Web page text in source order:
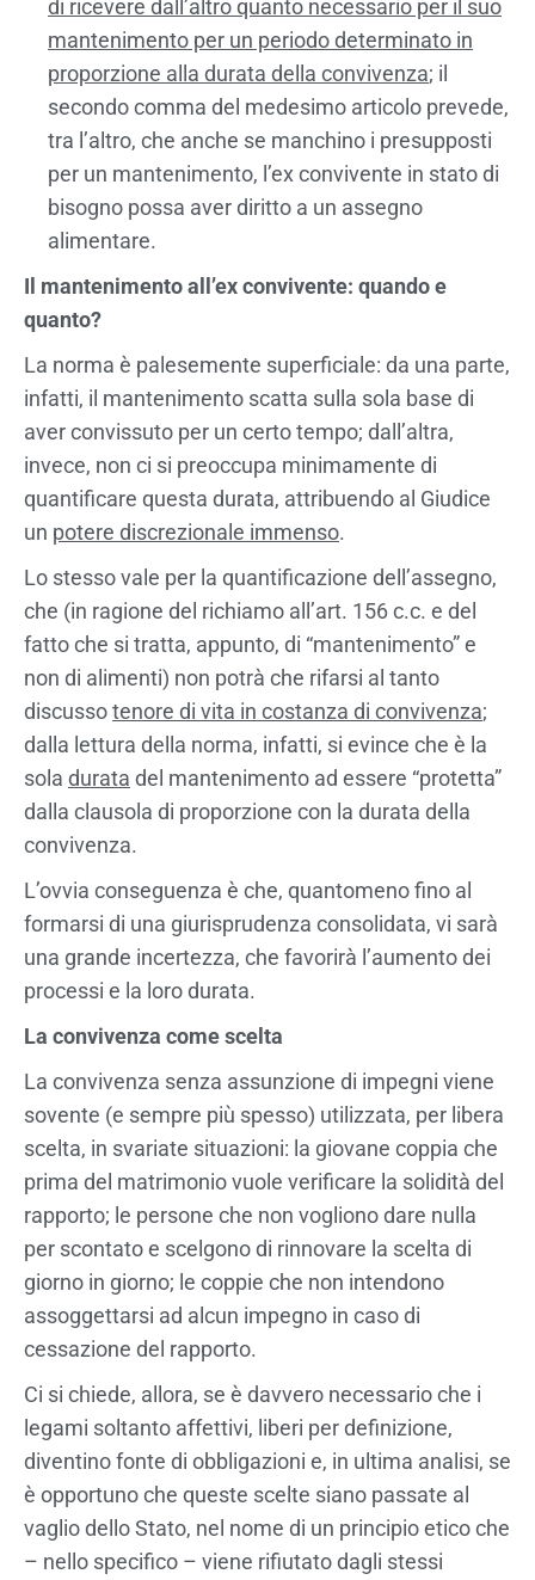
di ricevere dall’altro quanto necessario per il suo
mantenimento per un periodo determinato in
proporzione alla durata della convivenza; il
secondo comma del medesimo articolo prevede,
tra l’altro, che anche se manchino i presupposti
per un mantenimento, l’ex convivente in stato di
bisogno possa aver diritto a un assegno
alimentare.
Il mantenimento all’ex convivente: quando e
quanto?
La norma è palesemente superficiale: da una parte,
infatti, il mantenimento scatta sulla sola base di
aver convissuto per un certo tempo; dall’altra,
invece, non ci si preoccupa minimamente di
quantificare questa durata, attribuendo al Giudice
un potere discrezionale immenso.
Lo stesso vale per la quantificazione dell’assegno,
che (in ragione del richiamo all’art. 156 c.c. e del
fatto che si tratta, appunto, di “mantenimento” e
non di alimenti) non potrà che rifarsi al tanto
discussotenore di vita in costanza di convivenza;
dalla lettura della norma, infatti, si evince che è la
sola durata del mantenimento ad essere “protetta”
dalla clausola di proporzione con la durata della
convivenza.
L’ovvia conseguenza è che, quantomeno fino al
formarsi di una giurisprudenza consolidata, vi sarà
una grande incertezza, che favorirà l’aumento dei
processi e la loro durata.
La convivenza come scelta
La convivenza senza assunzione di impegni viene
sovente (e sempre più spesso) utilizzata, per libera
scelta, in svariate situazioni: la giovane coppia che
prima del matrimonio vuole verificare la solidità del
rapporto; le persone che non vogliono dare nulla
per scontato e scelgono di rinnovare la scelta di
giorno in giorno; le coppie che non intendono
assoggettarsi ad alcun impegno in caso di
cessazione del rapporto.
Ci si chiede, allora, se è davvero necessario che i
legami soltanto affettivi, liberi per definizione,
diventino fonte di obbligazioni e, in ultima analisi, se
è opportuno che queste scelte siano passate al
vaglio dello Stato, nel nome di un principio etico che
– nello specifico – viene rifiutato dagli stessi